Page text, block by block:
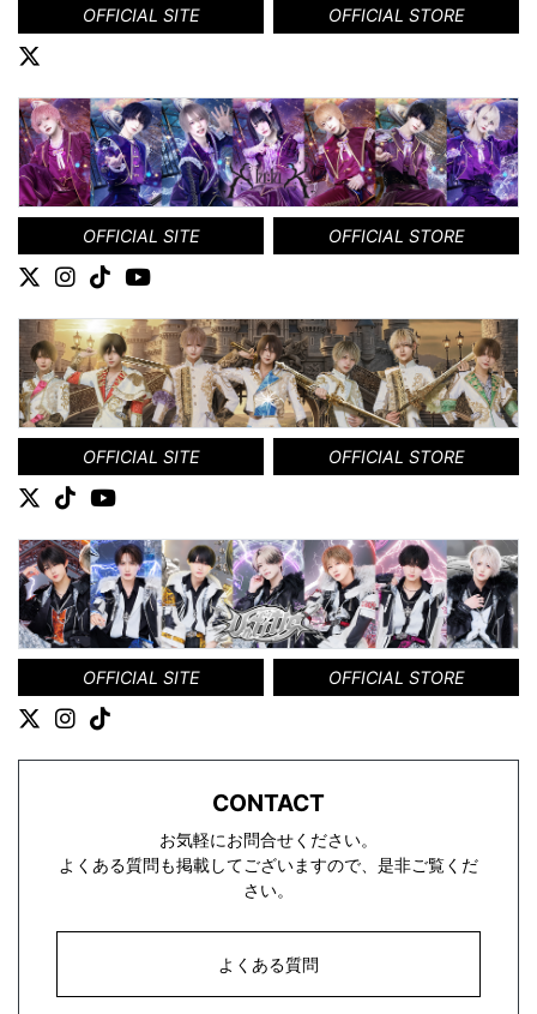
OFFICIAL SITE OFFICIAL STORE
OFFICIAL SITE OFFICIAL STORE
OFFICIAL SITE OFFICIAL STORE
OFFICIAL SITE OFFICIAL STORE
CONTACT
お気軽にお問合せください。
よくある質問も掲載してございますので、是非ご覧くだ
さい。
よくある質問